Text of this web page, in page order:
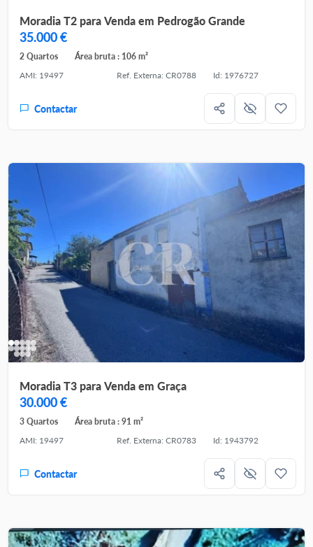
Moradia T2 para Venda em Pedrogão Grande
35.000 €
2 Quartos
Área bruta : 106 m²
AMI: 19497
Ref. Externa: CR0788 Id: 1976727
Contactar
Moradia T3 para Venda em Graça
30.000 €
3 Quartos
Área bruta : 91 m²
AMI: 19497
Ref. Externa: CR0783 Id: 1943792
Contactar